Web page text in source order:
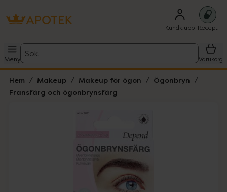
Kundklubb Recept
Meny
Sök
Varukorg
Hem Makeup Makeup för ögon
Ögonbryn
Fransfärg och ögonbrynsfärg
Lista: . Innehåller 2 objekt.